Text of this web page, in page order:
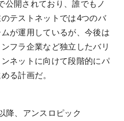
公開されており、誰でもノ
テストネットでは4つのバ
が運用しているが、今後は
フラ企業など独立したバリ
ネットに向けて段階的にパ
る計画だ。
降、アンスロピック